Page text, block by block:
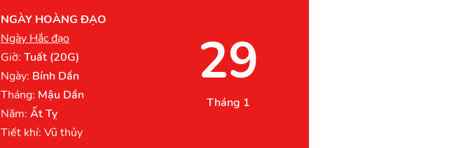
NGÀY HOÀNG ĐẠO
Ngày Hắc đạo
Giờ: Tuất (20G)
Ngày: Bính Dần
Tháng: Mậu Dần
Năm: Ất Tỵ
Tiết khí: Vũ thủy
29
Tháng 1